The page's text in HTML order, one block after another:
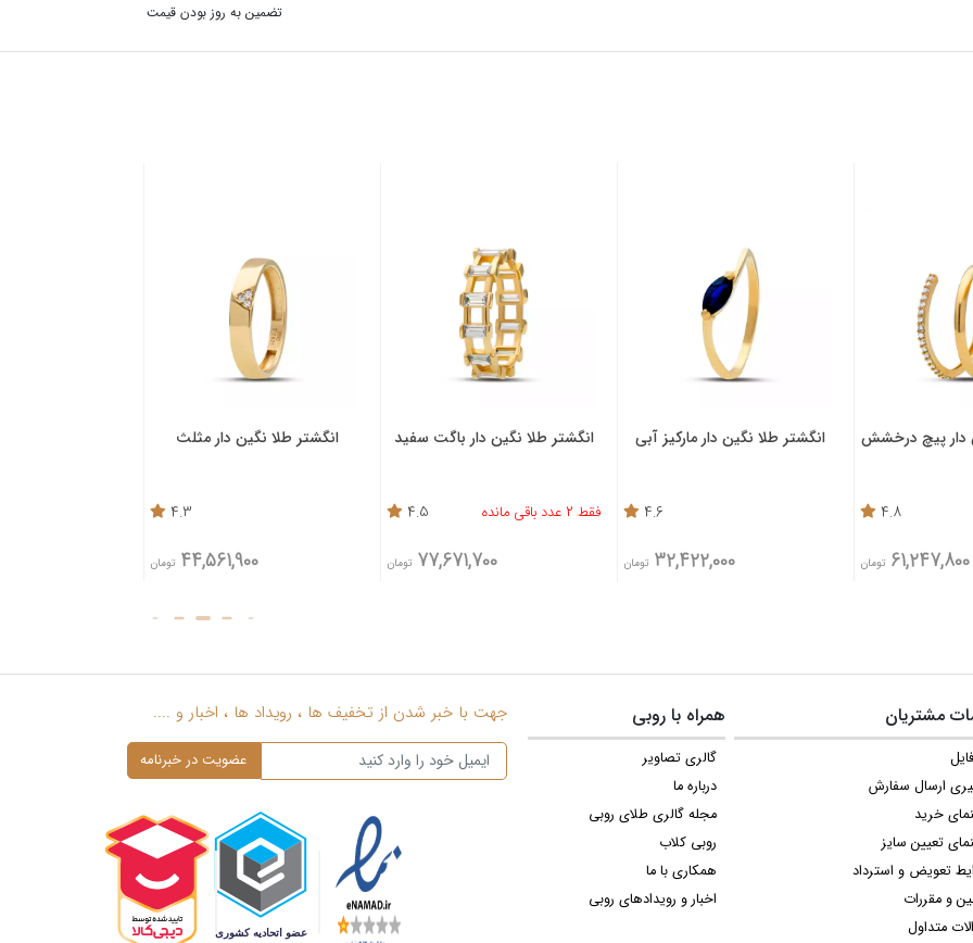
تضمین به روز بودن قیمت
دار پیچ درخشش
4.8
61,247,800 تومان
انگشتر طلا نگین دار مارکیز آبی
4.6
32,422,000 تومان
انگشتر طلا نگین دار باگت سفید
فقط 2 عدد باقی مانده 4.5
77,671,700 تومان
انگشتر طلا نگین دار مثلث
4.3
44,561,900 تومان
مشتریان
ارسال سفارش
خرید
تعیین سایز
تعویض و استرداد
و مقررات
متداول
همراه با روبی
گالری تصاویر
درباره ما
مجله گالری طلای روبی
روبی کلاب
همکاری با ما
اخبار و رویدادهای روبی
جهت با خبر شدن از تخفیف ها ، رویداد ها ، اخبار و ....